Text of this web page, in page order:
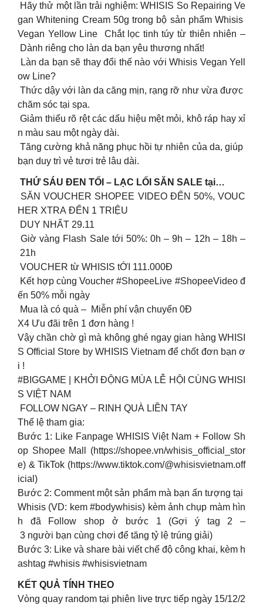
Hãy thử một lần trải nghiệm: WHISIS So Repairing Ve
gan Whitening Cream 50g trong bộ sản phẩm Whisis
Vegan Yellow Line Chắt lọc tinh túy từ thiên nhiên –
Dành riêng cho làn da bạn yêu thương nhất!
Làn da bạn sẽ thay đổi thế nào với Whisis Vegan Yell
ow Line?
Thức dậy với làn da căng mịn, rạng rỡ như vừa được
chăm sóc tại spa.
Giảm thiểu rõ rệt các dấu hiệu mệt mỏi, khô ráp hay xỉ
n màu sau một ngày dài.
Tăng cường khả năng phục hồi tự nhiên của da, giúp
bạn duy trì vẻ tươi trẻ lâu dài.
THỨ SÁU ĐEN TỐI – LẠC LỐI SĂN SALE tại…
SĂN VOUCHER SHOPEE VIDEO ĐẾN 50%, VOUC
HER XTRA ĐẾN 1 TRIỆU
DUY NHẤT 29.11
Giờ vàng Flash Sale tới 50%: 0h – 9h – 12h – 18h –
21h
VOUCHER từ WHISIS tỚI 111.000Đ
Kết hợp cùng Voucher #ShopeeLive #ShopeeVideo đ
ến 50% mỗi ngày
Mua là có quà – Miễn phí vận chuyển 0Đ
X4 Ưu đãi trên 1 đơn hàng !
Vậy chần chờ gì mà không ghé ngay gian hàng WHISI
S Official Store by WHISIS Vietnam để chốt đơn bạn ơ
i !
#BIGGAME | KHỞI ĐỘNG MÙA LỄ HỘI CÙNG WHISI
S VIỆT NAM
FOLLOW NGAY – RINH QUÀ LIỀN TAY
Thể lệ tham gia:
Bước 1: Like Fanpage WHISIS Việt Nam + Follow Sh
op Shopee Mall (https://shopee.vn/whisis_official_stor
e) & TikTok (https://www.tiktok.com/@whisisvietnam.off
icial)
Bước 2: Comment một sản phẩm mà bạn ấn tượng tại
Whisis (VD: kem #bodywhisis) kèm ảnh chụp màm hìn
h đã Follow shop ở bước 1 (Gợi ý tag 2 –
3 người bạn cùng chơi để tăng tỷ lệ trúng giải)
Bước 3: Like và share bài viết chế độ công khai, kèm h
ashtag #whisis #whisisvietnam
KẾT QUẢ TÍNH THEO
Vòng quay random tại phiên live trực tiếp ngày 15/12/2